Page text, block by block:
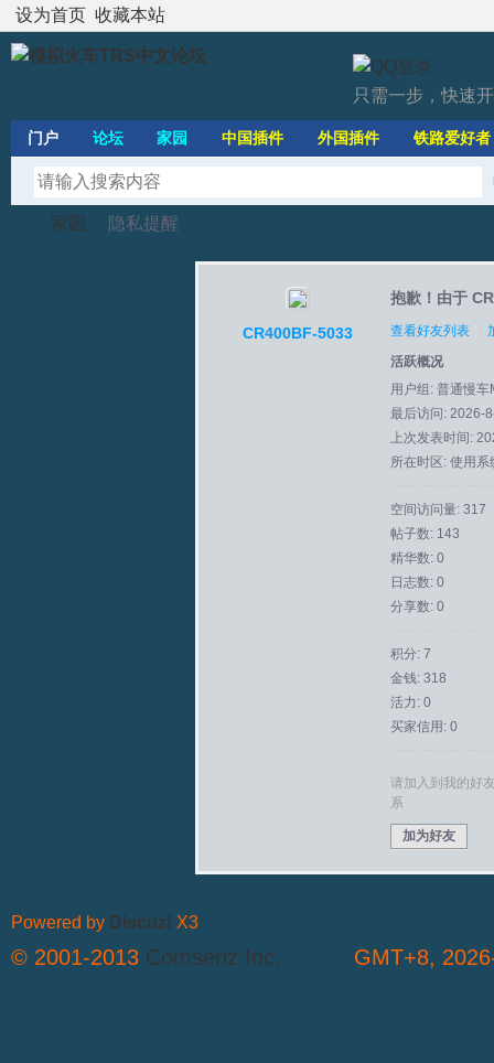
设为首页 收藏本站
只需一步，快速
门户 论坛 家园 中国插件 外国插件 铁路爱好者
家园 隐私提醒
CR400BF-5033
抱歉！由于
查看好友列表
活跃概况
用户组: 普通慢车
最后访问: 2026-
上次发表时间:
所在时区: 使用系
空间访问量: 317
帖子数: 143
精华数: 0
日志数: 0
分享数: 0
积分: 7
金钱: 318
活力: 0
买家信用: 0
请加入到我的好
系
加为好友
GMT+8,
Powered by Discuz! X3
© 2001-2013 Comsenz Inc.